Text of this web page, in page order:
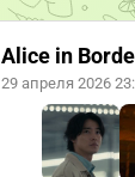
Alice in
29 апреля 2026